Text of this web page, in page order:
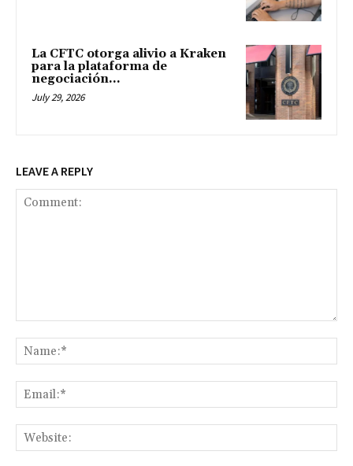
La CFTC otorga alivio a Kraken
para la plataforma de
negociación...
July 29, 2026
LEAVE A REPLY